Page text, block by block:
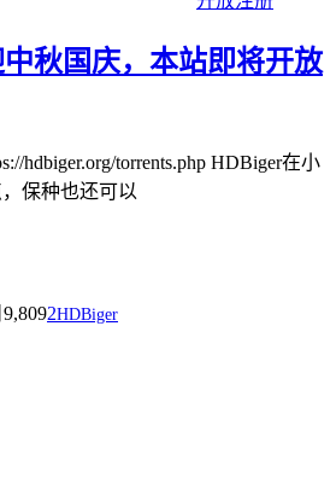
中秋国庆，本站即将开放
hdbiger.org/torrents.php HDBiger在小
保种也还可以
9,8092HDBiger